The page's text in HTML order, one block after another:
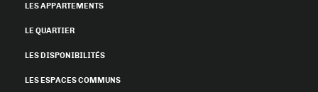
LES APPARTEMENTS
LE QUARTIER
LES DISPONIBILITÉS
LES ESPACES COMMUNS